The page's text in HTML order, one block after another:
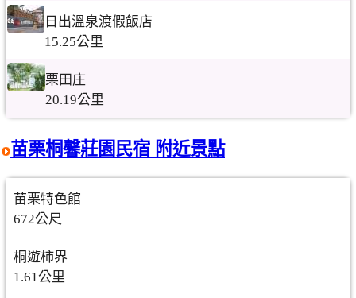
日出溫泉渡假飯店
15.25公里
栗田庄
20.19公里
苗栗桐馨莊園民宿 附近景點
苗栗特色館
672公尺
桐遊柿界
1.61公里